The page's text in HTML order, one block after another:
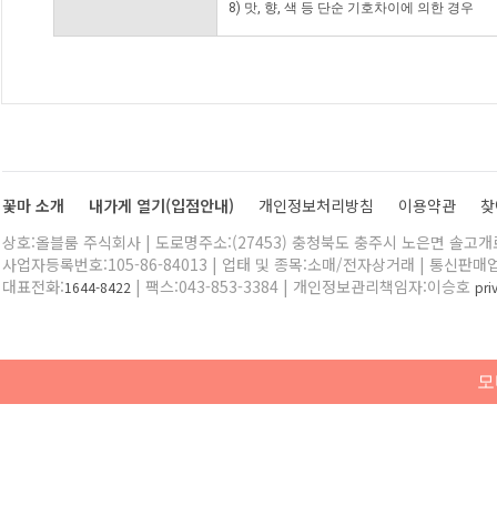
8) 맛, 향, 색 등 단순 기호차이에 의한 경우
꽃마 소개 내가게 열기(입점안내) 개인정보처리방침 이용약관
상호:올블룸 주식회사 | 도로명주소:(27453) 충청북도 충주시 노은면 솔고
사업자등록번호:105-86-84013 | 업태 및 종목:소매/전자상거래 | 통신판매
대표전화:1644-8422 | 팩스:043-853-3384 | 개인정보관리책임자:이승호